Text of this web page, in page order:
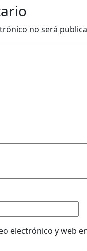
no será
electrónico y web